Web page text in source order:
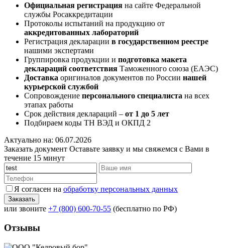
Официальная регистрация на сайте Федеральной
службы Росаккредитации
Протоколы испытаний на продукцию от
аккредитованных лабораторий
Регистрация декларации в государственном реестре
нашими экспертами
Группировка продукции и подготовка макета
деклараций соответствия Таможенного союза (ЕАЭС)
Доставка оригиналов документов по России нашей
курьерской службой
Сопровождение персонального специалиста на всех
этапах работы
Срок действия деклараций – от 1 до 5 лет
Подбираем коды ТН ВЭД и ОКПД 2
Актуально на: 06.07.2026
Заказать документ Оставьте заявку и мы свяжемся с Вами в
течение 15 минут
Я согласен на обработку персональных данных
или звоните +7 (800) 600-70-55 (бесплатно по РФ)
Отзывы